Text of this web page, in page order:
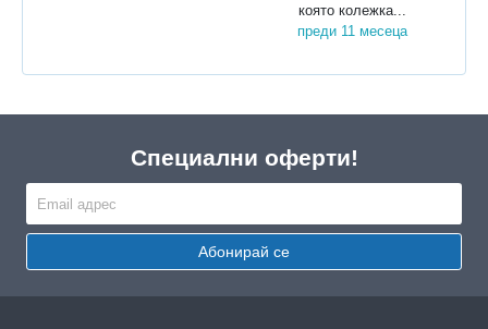
която колежка...
преди 11 месеца
Специални оферти!
Абонирай се